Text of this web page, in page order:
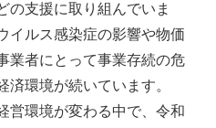
の支援に取り組んでいま
イルス感染症の影響や物価
業者にとって事業存続の危
環境が続いています。
環境が変わる中で、令和